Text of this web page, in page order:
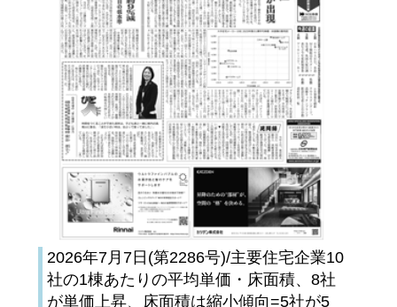
2026年7月7日(第2286号)/主要住宅企業10
社の1棟あたりの平均単価・床面積、8社
が単価上昇、床面積は縮小傾向=5社が5